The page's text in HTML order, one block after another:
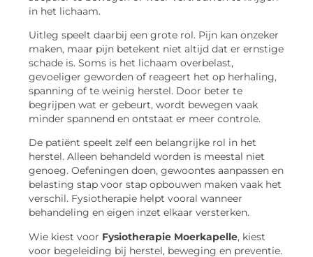
in het lichaam.
Uitleg speelt daarbij een grote rol. Pijn kan onzeker
maken, maar pijn betekent niet altijd dat er ernstige
schade is. Soms is het lichaam overbelast,
gevoeliger geworden of reageert het op herhaling,
spanning of te weinig herstel. Door beter te
begrijpen wat er gebeurt, wordt bewegen vaak
minder spannend en ontstaat er meer controle.
De patiënt speelt zelf een belangrijke rol in het
herstel. Alleen behandeld worden is meestal niet
genoeg. Oefeningen doen, gewoontes aanpassen en
belasting stap voor stap opbouwen maken vaak het
verschil. Fysiotherapie helpt vooral wanneer
behandeling en eigen inzet elkaar versterken.
Wie kiest voor Fysiotherapie Moerkapelle, kiest
voor begeleiding bij herstel, beweging en preventie.